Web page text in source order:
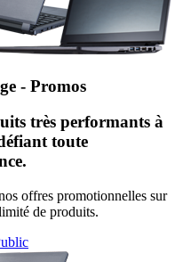
- Promos
très performants à
toute
offres promotionnelles sur
de produits.